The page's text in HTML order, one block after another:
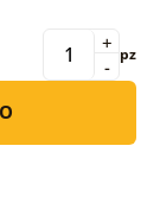
-
+ pz